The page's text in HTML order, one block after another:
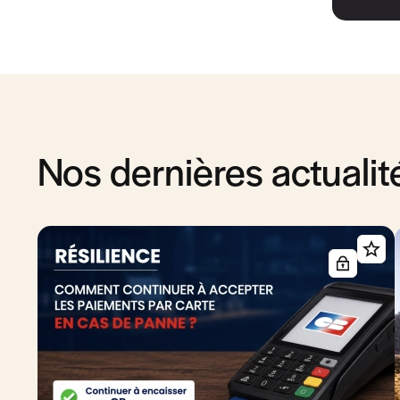
Nos dernières